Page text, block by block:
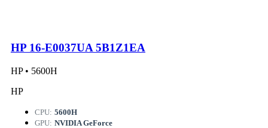
HP 16-E0037UA 5B1Z1EA
HP • 5600H
HP
CPU: 5600H
GPU: NVIDIA GeForce